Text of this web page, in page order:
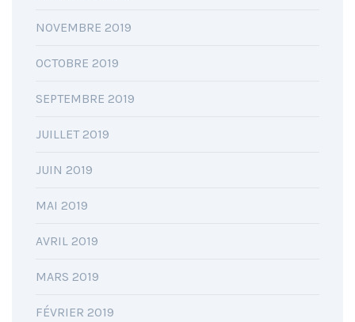
NOVEMBRE 2019
OCTOBRE 2019
SEPTEMBRE 2019
JUILLET 2019
JUIN 2019
MAI 2019
AVRIL 2019
MARS 2019
FÉVRIER 2019